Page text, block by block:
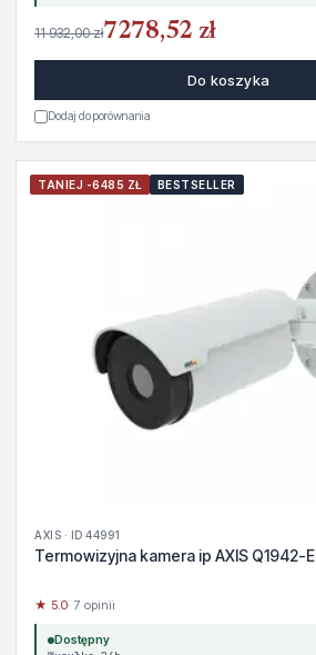
11 932,00 zł7278,52 zł
Do koszyka
Dodaj do porównania
TANIEJ -6485 ZŁ BESTSELLER
AXIS · ID 44991
Termowizyjna kamera ip AXIS Q1942-E
★ 5.0· 7 opinii
Dostępny